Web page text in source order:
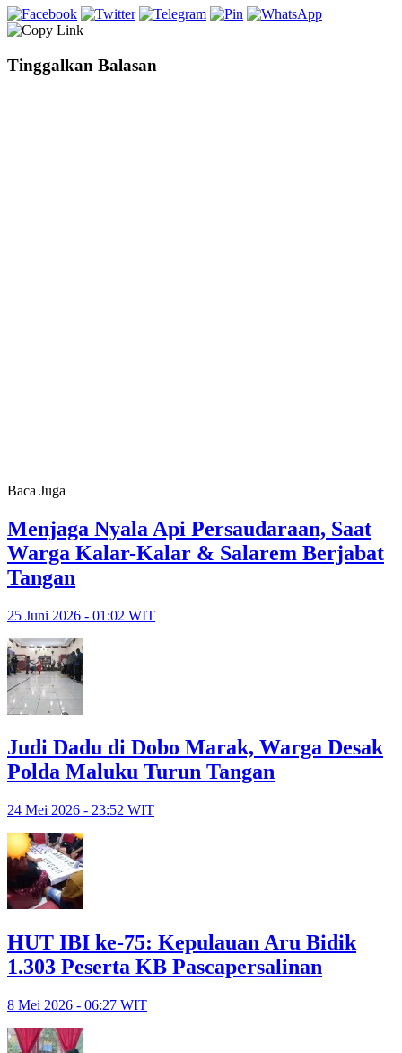
Tinggalkan Balasan
Baca Juga
Menjaga Nyala Api Persaudaraan, Saat
Warga Kalar-Kalar & Salarem Berjabat
Tangan
25 Juni 2026 - 01:02 WIT
Judi Dadu di Dobo Marak, Warga Desak
Polda Maluku Turun Tangan
24 Mei 2026 - 23:52 WIT
HUT IBI ke-75: Kepulauan Aru Bidik
1.303 Peserta KB Pascapersalinan
8 Mei 2026 - 06:27 WIT